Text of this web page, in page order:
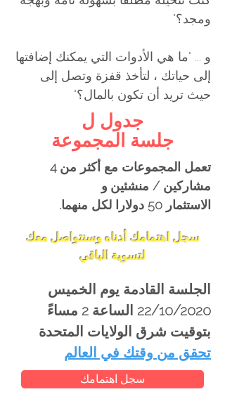
ومجد؟"
و ... "ما هي الأدوات التي يمكنك إضافتها
إلى حياتك ، لتأخذ قفزة وتصل إلى
حيث تريد أن تكون بالمال؟"
جدول ل
جلسة المجموعة
تعمل المجموعات مع أكثر من 4
مشاركين / منشئين و
الاستثمار 50 دولارا لكل منهما.
سجل اهتمامك أدناه وسنتواصل معك
لتسوية الباقي
الجلسة القادمة يوم الخميس
22/10/2020 الساعة 2 مساءً
بتوقيت شرق الولايات المتحدة
تحقق من وقتك في العالم
سجل اهتمامك